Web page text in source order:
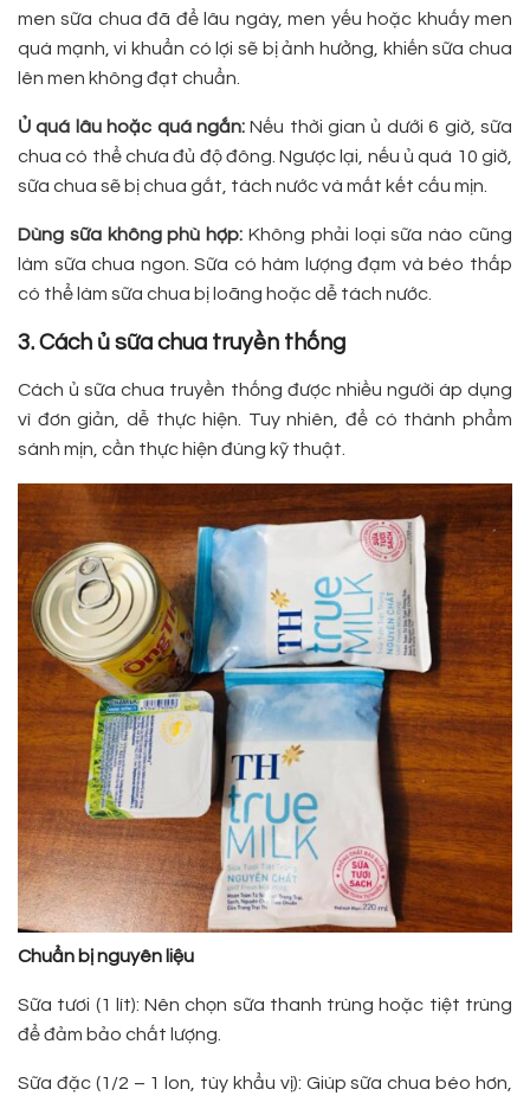
men sữa chua đã để lâu ngày, men yếu hoặc khuấy men
quá mạnh, vi khuẩn có lợi sẽ bị ảnh hưởng, khiến sữa chua
lên men không đạt chuẩn.
Ủ quá lâu hoặc quá ngắn:Nếu thời gian ủ dưới 6 giờ, sữa
chua có thể chưa đủ độ đông. Ngược lại, nếu ủ quá 10 giờ,
sữa chua sẽ bị chua gắt, tách nước và mất kết cấu mịn.
Dùng sữa không phù hợp: Không phải loại sữa nào cũng
làm sữa chua ngon. Sữa có hàm lượng đạm và béo thấp
có thể làm sữa chua bị loãng hoặc dễ tách nước.
3. Cách ủ sữa chua truyền thống
Cách ủ sữa chua truyền thống được nhiều người áp dụng
vì đơn giản, dễ thực hiện. Tuy nhiên, để có thành phẩm
sánh mịn, cần thực hiện đúng kỹ thuật.
Chuẩn bị nguyên liệu
Sữa tươi (1 lít): Nên chọn sữa thanh trùng hoặc tiệt trùng
để đảm bảo chất lượng.
Sữa đặc (1/2 – 1 lon, tùy khẩu vị): Giúp sữa chua béo hơn,